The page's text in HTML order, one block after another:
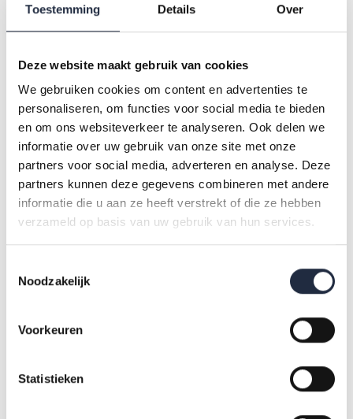
Toestemming Details Over
Deze website maakt gebruik van cookies
We gebruiken cookies om content en advertenties te
personaliseren, om functies voor social media te bieden
en om ons websiteverkeer te analyseren. Ook delen we
informatie over uw gebruik van onze site met onze
partners voor social media, adverteren en analyse. Deze
partners kunnen deze gegevens combineren met andere
informatie die u aan ze heeft verstrekt of die ze hebben
verzameld op basis van uw gebruik van hun services.
Noodzakelijk
Voorkeuren
Statistieken
net als in andere werkvelden. Jaarlijks verlaat ongeveer 10%
van de werknemers de sector voor een andere baan buiten
is de uitstroom echter bijna twee keer zo hoog (18%). Daarbij
blijven nieuwe zorg- en welzijnsmedewerkers juist vooral
werken in de sector en verlaten ze niet massaal na twee jaar
de branche. De arbeidsmarktcijfers vanuit AZW Statline zijn
duidelijk: 87% van de nieuwkomers blijft werken in de sector.
Hoe hoog is het verloop nu echt? En wat vertellen de
welzijn in onze longread.